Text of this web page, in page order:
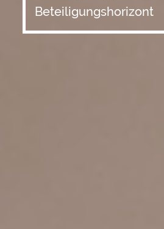
Beteiligungshorizont